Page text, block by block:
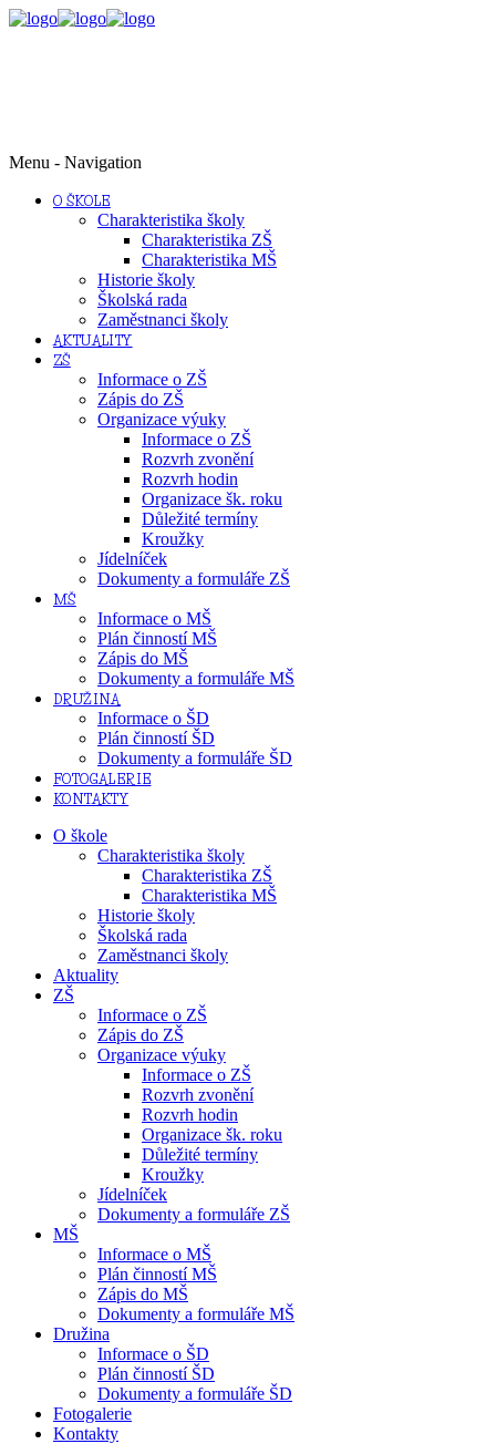
Menu - Navigation
O ŠKOLE
Charakteristika školy
Charakteristika ZŠ
Charakteristika MŠ
Historie školy
Školská rada
Zaměstnanci školy
AKTUALITY
ZŠ
Informace o ZŠ
Zápis do ZŠ
Organizace výuky
Informace o ZŠ
Rozvrh zvonění
Rozvrh hodin
Organizace šk. roku
Důležité termíny
Kroužky
Jídelníček
Dokumenty a formuláře ZŠ
MŠ
Informace o MŠ
Plán činností MŠ
Zápis do MŠ
Dokumenty a formuláře MŠ
DRUŽINA
Informace o ŠD
Plán činností ŠD
Dokumenty a formuláře ŠD
FOTOGALERIE
KONTAKTY
O škole
Charakteristika školy
Charakteristika ZŠ
Charakteristika MŠ
Historie školy
Školská rada
Zaměstnanci školy
Aktuality
ZŠ
Informace o ZŠ
Zápis do ZŠ
Organizace výuky
Informace o ZŠ
Rozvrh zvonění
Rozvrh hodin
Organizace šk. roku
Důležité termíny
Kroužky
Jídelníček
Dokumenty a formuláře ZŠ
MŠ
Informace o MŠ
Plán činností MŠ
Zápis do MŠ
Dokumenty a formuláře MŠ
Družina
Informace o ŠD
Plán činností ŠD
Dokumenty a formuláře ŠD
Fotogalerie
Kontakty